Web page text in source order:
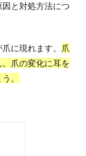
と対処方法につ
に現れます。
爪
爪の変化に耳を
。